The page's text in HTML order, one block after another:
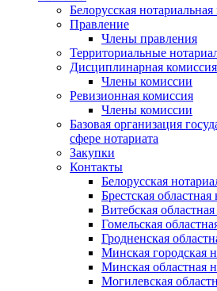
Белорусская нотариальная
Правление
Члены правления
Территориальные
Дисциплинарная комиссия
Члены комиссии
Ревизионная комиссия
Члены комиссии
Базовая организация
сфере нотариата
Закупки
Контакты
Белорусская
Брестская
Витебская
Гомельская
Гродненская
Минская городская
Минская областная
Могилевская